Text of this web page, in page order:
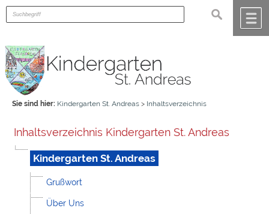
Zum Inhalt,zur Navigationoderzur Startseitespringen.
suchen
Sie sind hier: Kindergarten St. Andreas> Inhaltsverzeichnis
Inhaltsverzeichnis Kindergarten St. Andreas
Kindergarten St. Andreas
Grußwort
Über Uns